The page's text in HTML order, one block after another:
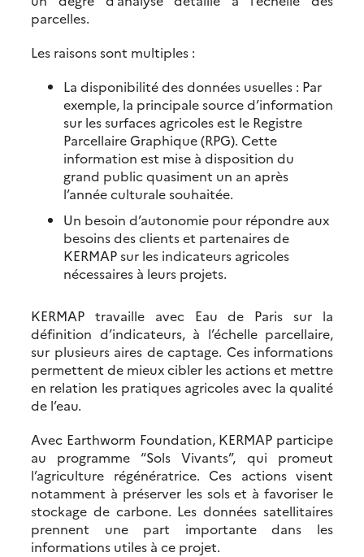
parcelles.
Les raisons sont multiples :
La disponibilité des données usuelles : Par
exemple, la principale source d’information
sur les surfaces agricoles est le Registre
Parcellaire Graphique (RPG). Cette
information est mise à disposition du
grand public quasiment un an après
l’année culturale souhaitée.
Un besoin d’autonomie pour répondre aux
besoins des clients et partenaires de
KERMAP sur les indicateurs agricoles
nécessaires à leurs projets.
KERMAP travaille avec Eau de Paris sur la
définition d’indicateurs, à l’échelle parcellaire,
sur plusieurs aires de captage. Ces informations
permettent de mieux cibler les actions et mettre
en relation les pratiques agricoles avec la qualité
de l’eau.
Avec Earthworm Foundation, KERMAP participe
au programme “Sols Vivants”, qui promeut
l’agriculture régénératrice. Ces actions visent
notamment à préserver les sols et à favoriser le
stockage de carbone. Les données satellitaires
prennent une part importante dans les
informations utiles à ce projet.